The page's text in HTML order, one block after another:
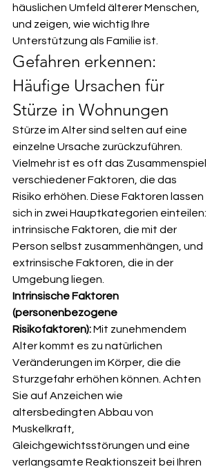
häuslichen Umfeld älterer Menschen,
und zeigen, wie wichtig Ihre
Unterstützung als Familie ist.
Gefahren erkennen:
Häufige Ursachen für
Stürze in Wohnungen
Stürze im Alter sind selten auf eine
einzelne Ursache zurückzuführen.
Vielmehr ist es oft das Zusammenspiel
verschiedener Faktoren, die das
Risiko erhöhen. Diese Faktoren lassen
sich in zwei Hauptkategorien einteilen:
intrinsische Faktoren, die mit der
Person selbst zusammenhängen, und
extrinsische Faktoren, die in der
Umgebung liegen.
Intrinsische Faktoren
(personenbezogene
Risikofaktoren): Mit zunehmendem
Alter kommt es zu natürlichen
Veränderungen im Körper, die die
Sturzgefahr erhöhen können. Achten
Sie auf Anzeichen wie
altersbedingten Abbau von
Muskelkraft,
Gleichgewichtsstörungen und eine
verlangsamte Reaktionszeit bei Ihren